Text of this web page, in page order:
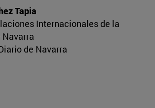
Tapia
Internacionales de la
de Navarra